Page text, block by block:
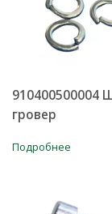
910400500004
гровер
Подробнее